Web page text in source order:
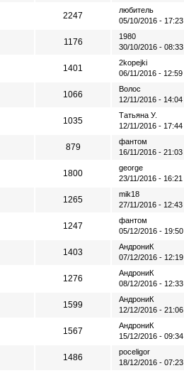
2247
любитель
05/10/2016 - 17:23
1176
1980
30/10/2016 - 08:33
1401
2kopejki
06/11/2016 - 12:59
1066
Волос
12/11/2016 - 14:04
1035
Татьяна У.
12/11/2016 - 17:44
879
фантом
16/11/2016 - 21:03
1800
george
23/11/2016 - 16:21
1265
mik18
27/11/2016 - 12:43
1247
фантом
05/12/2016 - 19:50
1403
АндрониК
07/12/2016 - 12:19
1276
АндрониК
08/12/2016 - 12:33
1599
АндрониК
12/12/2016 - 21:06
1567
АндрониК
15/12/2016 - 09:34
1486
poceligor
18/12/2016 - 07:23